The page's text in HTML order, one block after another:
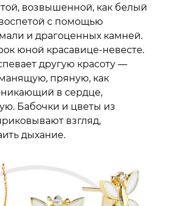
возвышенной, как белый
с помощью
и драгоценных камней.
юной красавице-невесте.
другую красоту —
пряную, как
в сердце,
Бабочки и цветы из
взгляд,
дыхание.